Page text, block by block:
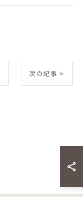
次の記事 >